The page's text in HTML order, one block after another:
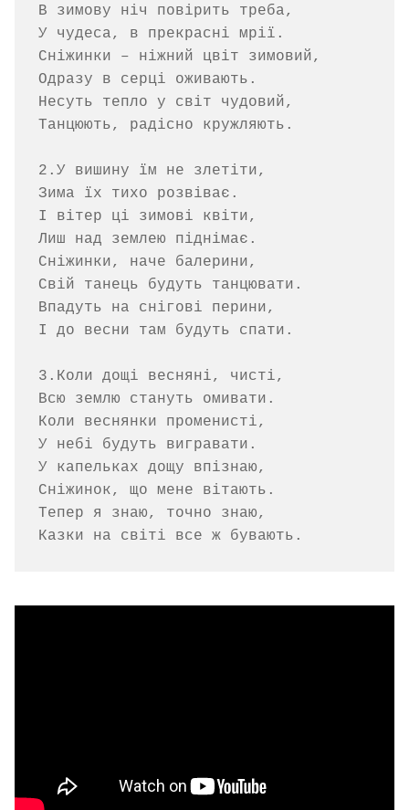
В зимову ніч повірить треба,
У чудеса, в прекрасні мрії.
Сніжинки – ніжний цвіт зимовий,
Одразу в серці оживають.
Несуть тепло у світ чудовий,
Танцюють, радісно кружляють.
2.У вишину їм не злетіти,
Зима їх тихо розвіває.
І вітер ці зимові квіти,
Лиш над землею піднімає.
Сніжинки, наче балерини,
Свій танець будуть танцювати.
Впадуть на снігові перини,
І до весни там будуть спати.
3.Коли дощі весняні, чисті,
Всю землю стануть омивати.
Коли веснянки променисті,
У небі будуть вигравати.
У капельках дощу впізнаю,
Сніжинок, що мене вітають.
Тепер я знаю, точно знаю,